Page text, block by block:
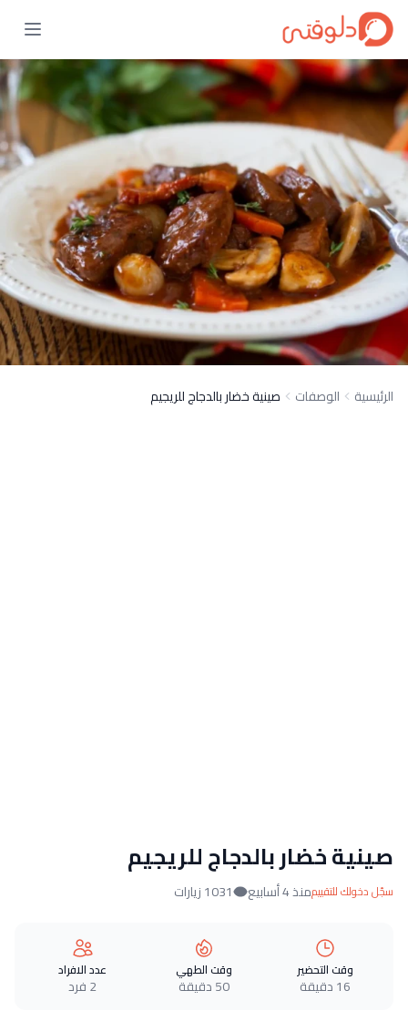
الرئيسية الوصفات صينية خضار بالدجاج للريجيم
صينية خضار بالدجاج للريجيم
سجّل دخولك للتقييممنذ 4 أسابيع 1031 زيارات
وقت التحضير
16 دقيقة
وقت الطهي
50 دقيقة
عدد الافراد
2 فرد